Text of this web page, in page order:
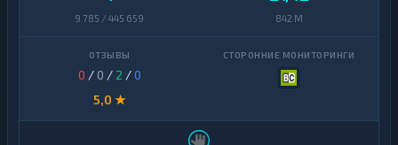
9 785 / 445 659 842 M
0 / 0 / 2 /0
5,0 ★